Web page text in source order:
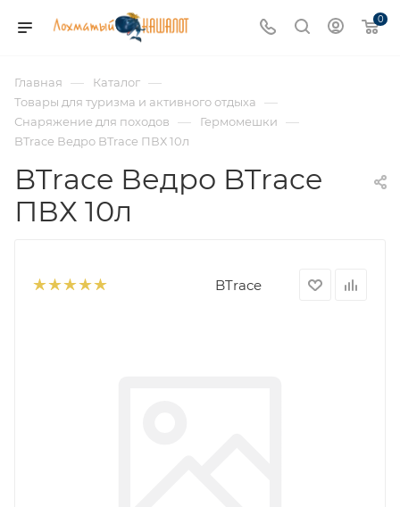
0
Главная — Каталог —
Товары для туризма и активного отдыха —
Снаряжение для походов — Гермомешки —
BTrace Ведро BTrace ПВХ 10л
BTrace Ведро BTrace
ПВХ 10л
BTrace